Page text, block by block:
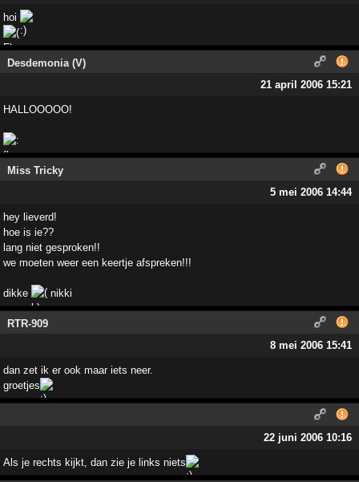
hoi
Desdemonia (V)
21 april 2006 15:21
HALLOOOOO!
Miss Tricky
5 mei 2006 14:44
hey lieverd!
hoe is ie??
lang niet gesproken!!
we moeten weer een keertje afspreken!!!
dikke nikki
RTR-909
8 mei 2006 15:41
dan zet ik er ook maar iets neer.
groetjes
22 juni 2006 10:16
Als je rechts kijkt, dan zie je links niets